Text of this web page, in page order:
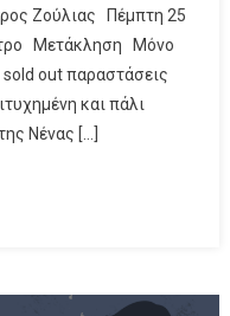
Ζούλιας Πέμπτη 25
Μετάκληση Μόνο
out παραστάσεις
και πάλι
Νένας […]